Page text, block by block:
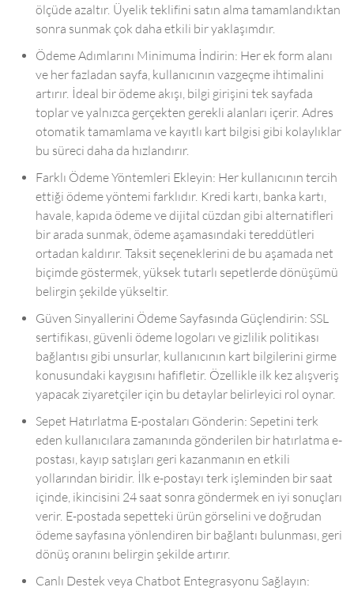
ölçüde azaltır. Üyelik teklifini satın alma tamamlandıktan
sonra sunmak çok daha etkili bir yaklaşımdır.
Ödeme Adımlarını Minimuma İndirin: Her ek form alanı
ve her fazladan sayfa, kullanıcının vazgeçme ihtimalini
artırır. İdeal bir ödeme akışı, bilgi girişini tek sayfada
toplar ve yalnızca gerçekten gerekli alanları içerir. Adres
otomatik tamamlama ve kayıtlı kart bilgisi gibi kolaylıklar
bu süreci daha da hızlandırır.
Farklı Ödeme Yöntemleri Ekleyin: Her kullanıcının tercih
ettiği ödeme yöntemi farklıdır. Kredi kartı, banka kartı,
havale, kapıda ödeme ve dijital cüzdan gibi alternatifleri
bir arada sunmak, ödeme aşamasındaki tereddütleri
ortadan kaldırır. Taksit seçeneklerini de bu aşamada net
biçimde göstermek, yüksek tutarlı sepetlerde dönüşümü
belirgin şekilde yükseltir.
Güven Sinyallerini Ödeme Sayfasında Güçlendirin: SSL
sertifikası, güvenli ödeme logoları ve gizlilik politikası
bağlantısı gibi unsurlar, kullanıcının kart bilgilerini girme
konusundaki kaygısını hafifletir. Özellikle ilk kez alışveriş
yapacak ziyaretçiler için bu detaylar belirleyici rol oynar.
Sepet Hatırlatma E-postaları Gönderin: Sepetini terk
eden kullanıcılara zamanında gönderilen bir hatırlatma e-
postası, kayıp satışları geri kazanmanın en etkili
yollarından biridir. İlk e-postayı terk işleminden bir saat
içinde, ikincisini 24 saat sonra göndermek en iyi sonuçları
verir. E-postada sepetteki ürün görselini ve doğrudan
ödeme sayfasına yönlendiren bir bağlantı bulunması, geri
dönüş oranını belirgin şekilde artırır.
Canlı Destek veya Chatbot Entegrasyonu Sağlayın: